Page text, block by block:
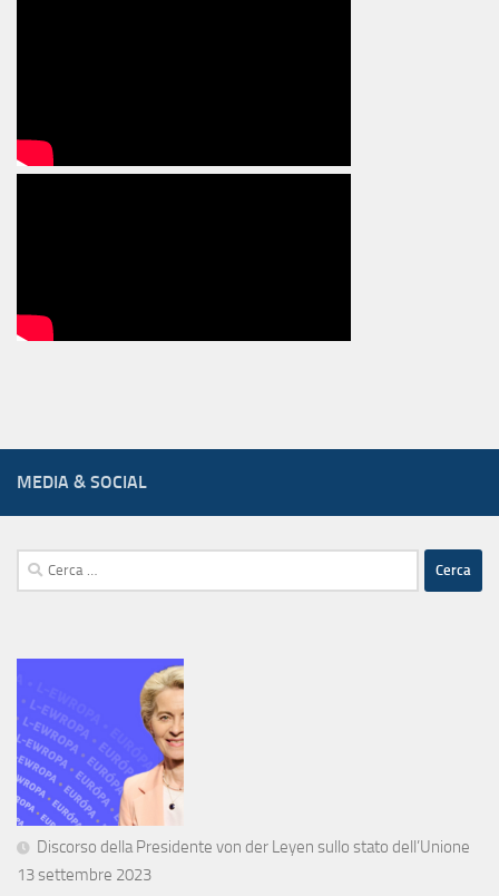
MEDIA & SOCIAL
Ricerca
per:
Discorso della Presidente von der Leyen sullo stato dell’Unione
13 settembre 2023